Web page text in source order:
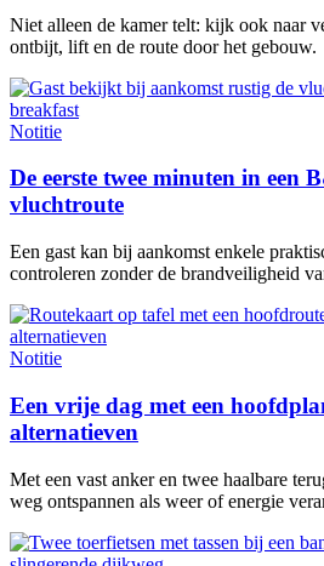
Niet alleen de kamer telt: kijk ook naar
ontbijt, lift en de route door het gebouw.
Notitie
De eerste twee minuten in een
vluchtroute
Een gast kan bij aankomst enkele
controleren zonder de brandveiligheid
Notitie
Een vrije dag met een
alternatieven
Met een vast anker en twee haalbare
weg ontspannen als weer of energie